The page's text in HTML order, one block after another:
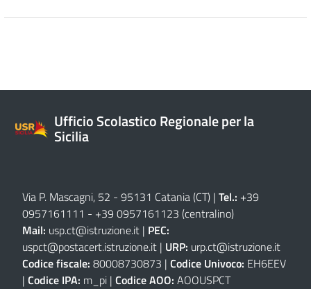
Ufficio Scolastico Regionale per la
Sicilia
Via P. Mascagni, 52 - 95131 Catania (CT) | Tel.: +39
0957161111 - +39 0957161123 (centralino)
Mail: usp.ct@istruzione.it | PEC:
uspct@postacert.istruzione.it | URP: urp.ct@istruzione.it
Codice fiscale: 80008730873 | Codice Univoco: EH6EEV
| Codice IPA: m_pi | Codice AOO: AOOUSPCT